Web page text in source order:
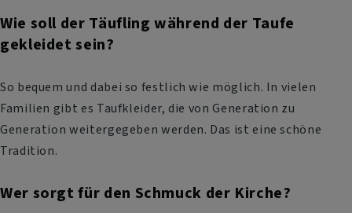
Wie soll der Täufling während der Taufe
gekleidet sein?
So bequem und dabei so festlich wie möglich. In vielen
Familien gibt es Taufkleider, die von Generation zu
Generation weitergegeben werden. Das ist eine schöne
Tradition.
Wer sorgt für den Schmuck der Kirche?